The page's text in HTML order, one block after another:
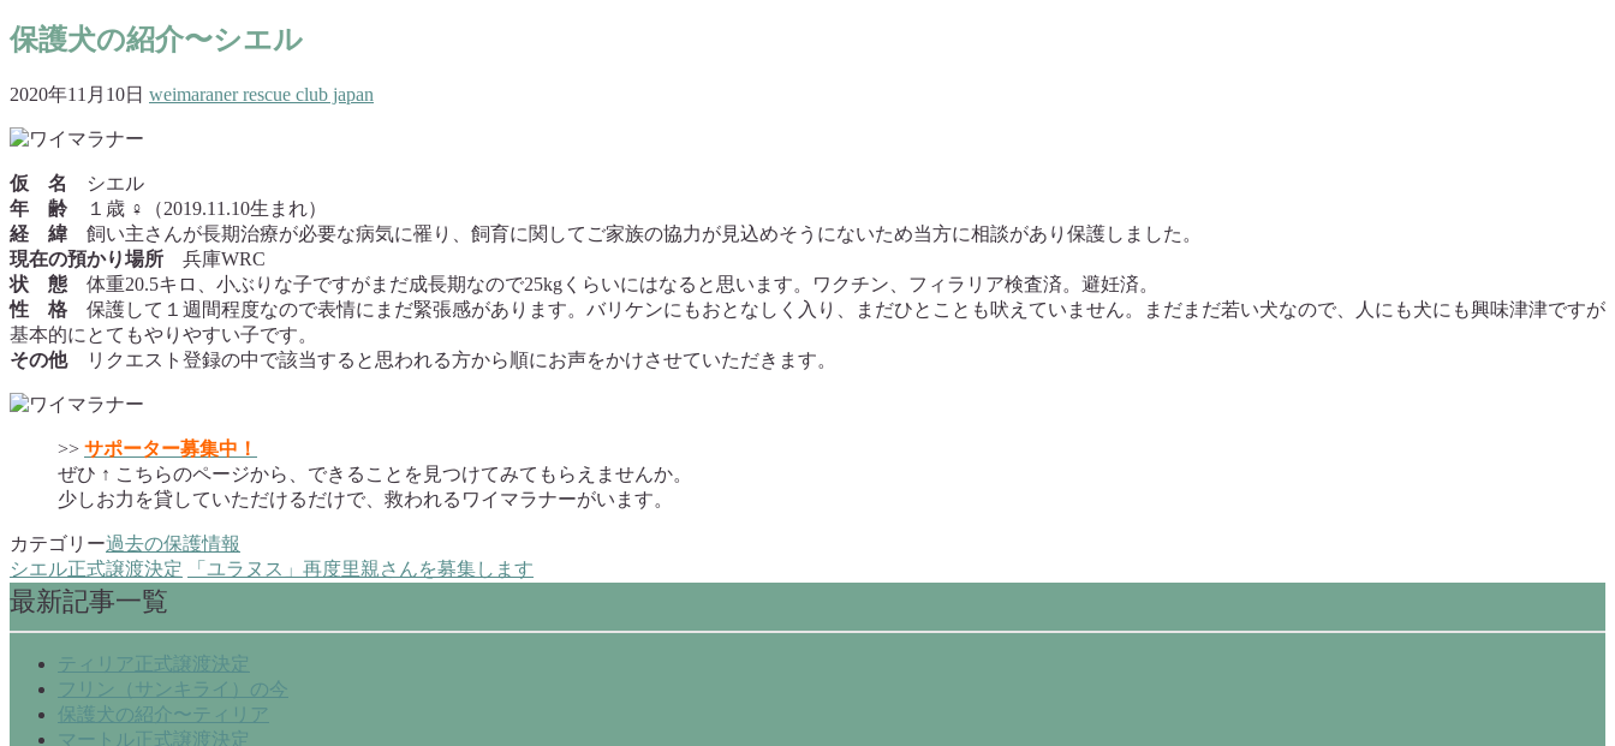
保護犬の紹介〜シエル
2020年11月10日 weimaraner rescue club japan
仮 名
シエル
年 齢 １歳 ♀（2019.11.10生まれ）
経 緯飼い主さんが長期治療が必要な病気に罹り、飼育に関してご家族の協力が見込めそうにないため当方に相談があり保護しました。
現在の預かり場所 兵庫WRC
状 態 体重20.5キロ、小ぶりな子ですがまだ成長期なので25kgくらいにはなると思います。ワクチン、フィラリア検査済。避妊済。
性 格 保護して１週間程度なので表情にまだ緊張感があります。バリケンにもおとなしく入り、まだひとことも吠えていません。まだまだ若い犬なので、人にも犬にも興味津津ですが
基本的にとてもやりやすい子です。
その他リクエスト登録の中で該当すると思われる方から順にお声をかけさせていただきます。
>> サポーター募集中！
ぜひ ↑ こちらのページから、できることを見つけてみてもらえませんか。
少しお力を貸していただけるだけで、救われるワイマラナーがいます。
カテゴリー過去の保護情報
シエル正式譲渡決定
「ユラヌス」再度里親さんを募集します
最新記事一覧
ティリア正式譲渡決定
フリン（サンキライ）の今
保護犬の紹介〜ティリア
マートル正式譲渡決定